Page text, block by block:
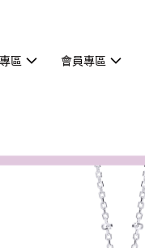
區 會員專區